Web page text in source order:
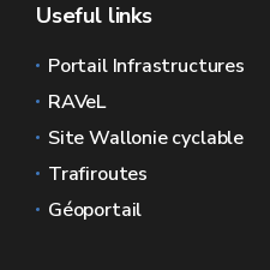
Useful links
Portail Infrastructures
RAVeL
Site Wallonie cyclable
Trafiroutes
Géoportail